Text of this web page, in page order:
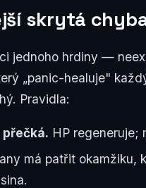
skrytá
jednoho hrdiny —
„panic-healuje"
Pravidla:
HP regeneruje;
má patřit okamžiku,